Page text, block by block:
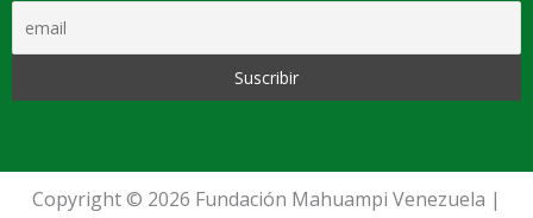
Copyright © 2026 Fundación Mahuampi Venezuela |